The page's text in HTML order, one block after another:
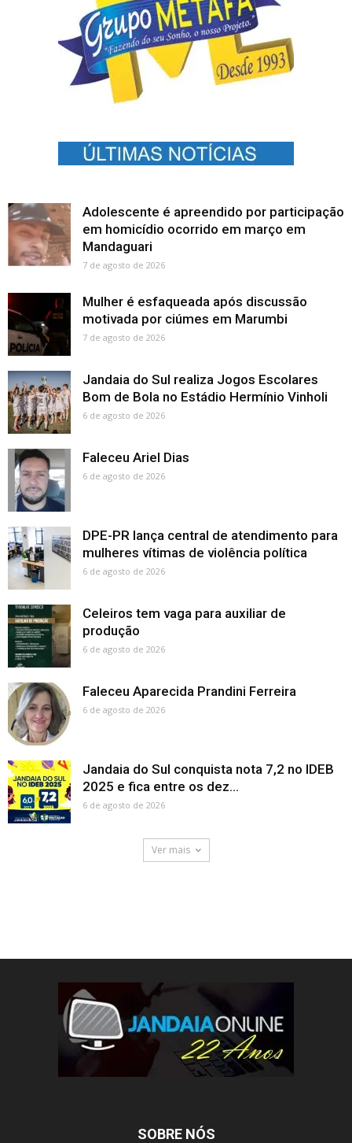
Adolescente é apreendido por participação
em homicídio ocorrido em março em
Mandaguari
7 de agosto de 2026
Mulher é esfaqueada após discussão
motivada por ciúmes em Marumbi
7 de agosto de 2026
Jandaia do Sul realiza Jogos Escolares
Bom de Bola no Estádio Hermínio Vinholi
6 de agosto de 2026
Faleceu Ariel Dias
6 de agosto de 2026
DPE-PR lança central de atendimento para
mulheres vítimas de violência política
6 de agosto de 2026
Celeiros tem vaga para auxiliar de
produção
6 de agosto de 2026
Faleceu Aparecida Prandini Ferreira
6 de agosto de 2026
Jandaia do Sul conquista nota 7,2 no IDEB
2025 e fica entre os dez...
6 de agosto de 2026
Ver mais
SOBRE NÓS